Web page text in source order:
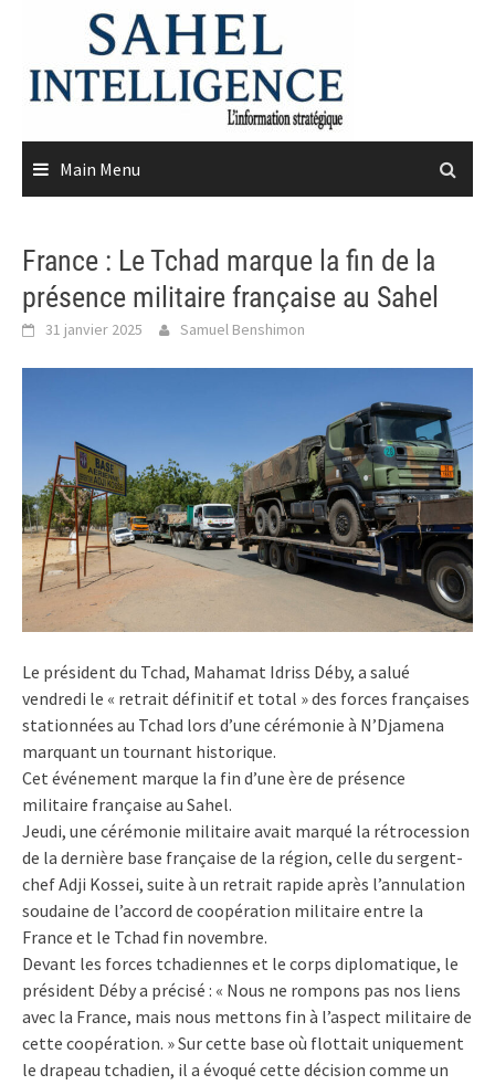
content
Main Menu
France : Le Tchad marque la fin de la
présence militaire française au Sahel
31 janvier 2025 Samuel Benshimon
Le président du Tchad, Mahamat Idriss Déby, a salué
vendredi le « retrait définitif et total » des forces françaises
stationnées au Tchad lors d’une cérémonie à N’Djamena
marquant un tournant historique.
Cet événement marque la fin d’une ère de présence
militaire française au Sahel.
Jeudi, une cérémonie militaire avait marqué la rétrocession
de la dernière base française de la région, celle du sergent-
chef Adji Kossei, suite à un retrait rapide après l’annulation
soudaine de l’accord de coopération militaire entre la
France et le Tchad fin novembre.
Devant les forces tchadiennes et le corps diplomatique, le
président Déby a précisé : « Nous ne rompons pas nos liens
avec la France, mais nous mettons fin à l’aspect militaire de
cette coopération. » Sur cette base où flottait uniquement
le drapeau tchadien, il a évoqué cette décision comme un